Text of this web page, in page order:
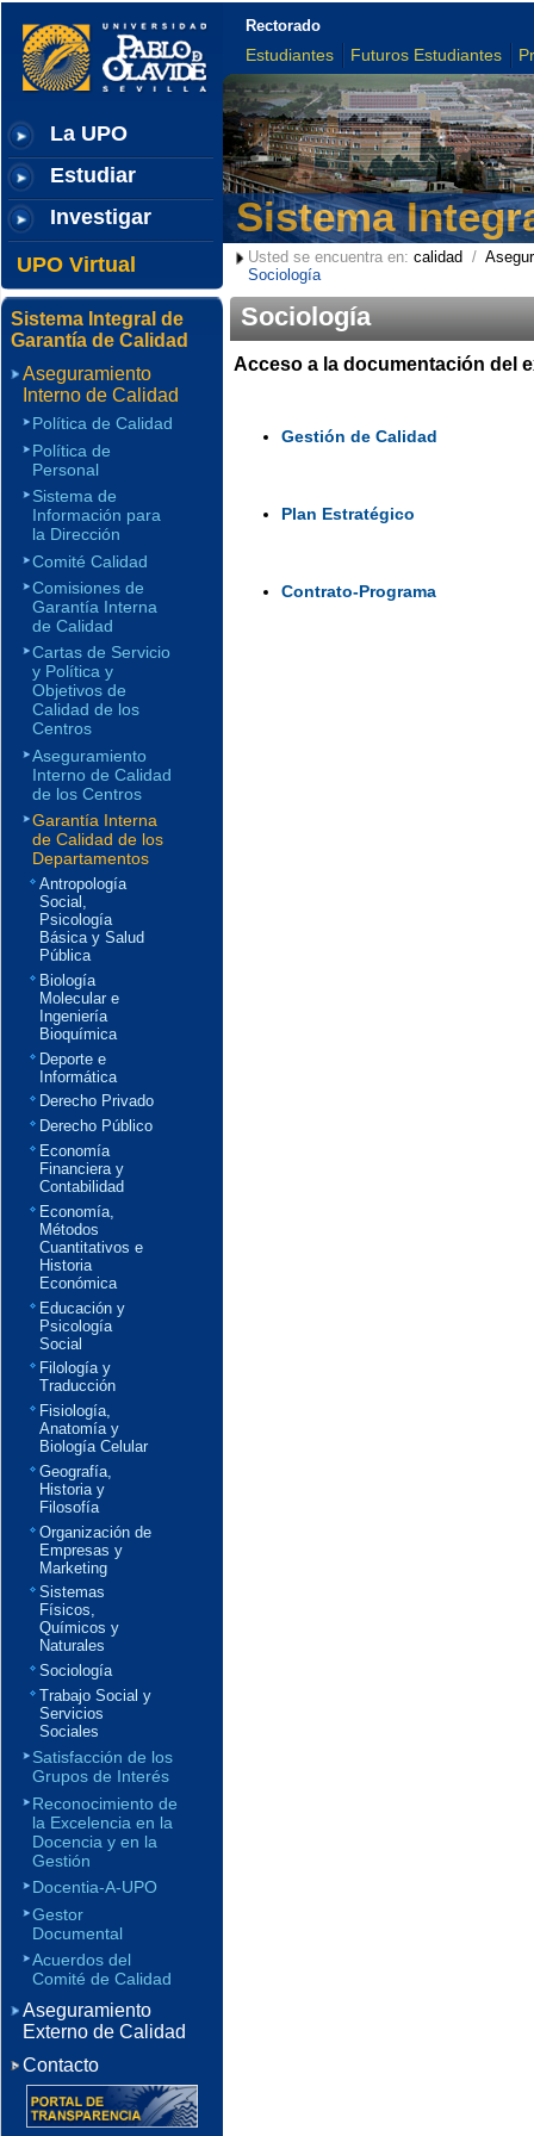
La UPO
Estudiar
Investigar
UPO Virtual
Rectorado
Estudiantes Futuros Estudiantes
Sistema
Usted se encuentra en: calidad /
Sociología
Sociología
Acceso a la documentación del
Gestión de Calidad
Plan Estratégico
Contrato-Programa
Sistema Integral de
Garantía de Calidad
Aseguramiento
Interno de Calidad
Política de Calidad
Política de
Personal
Sistema de
Información para
la Dirección
Comité Calidad
Comisiones de
Garantía Interna
de Calidad
Cartas de Servicio
y Política y
Objetivos de
Calidad de los
Centros
Aseguramiento
Interno de Calidad
de los Centros
Garantía Interna
de Calidad de los
Departamentos
Antropología
Social,
Psicología
Básica y Salud
Pública
Biología
Molecular e
Ingeniería
Bioquímica
Deporte e
Informática
Derecho Privado
Derecho Público
Economía
Financiera y
Contabilidad
Economía,
Métodos
Cuantitativos e
Historia
Económica
Educación y
Psicología
Social
Filología y
Traducción
Fisiología,
Anatomía y
Biología Celular
Geografía,
Historia y
Filosofía
Organización de
Empresas y
Marketing
Sistemas
Físicos,
Químicos y
Naturales
Sociología
Trabajo Social y
Servicios
Sociales
Satisfacción de los
Grupos de Interés
Reconocimiento de
la Excelencia en la
Docencia y en la
Gestión
Docentia-A-UPO
Gestor
Documental
Acuerdos del
Comité de Calidad
Aseguramiento
Externo de Calidad
Contacto